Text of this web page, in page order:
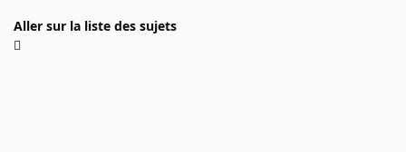
Aller sur la liste des sujets